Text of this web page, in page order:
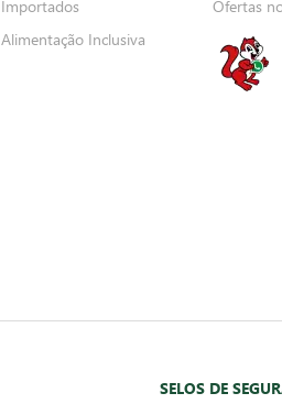
Importados
Alimentação Inclusiva
Ofertas
SELOS DE